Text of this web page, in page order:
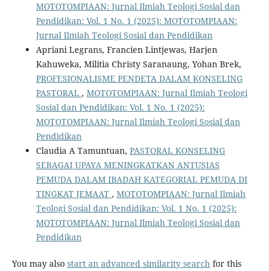
MOTOTOMPIAAN: Jurnal Ilmiah Teologi Sosial dan
Pendidikan: Vol. 1 No. 1 (2025): MOTOTOMPIAAN:
Jurnal Ilmiah Teologi Sosial dan Pendidikan
Apriani Legrans, Francien Lintjewas, Harjen
Kahuweka, Militia Christy Saranaung, Yohan Brek,
PROFESIONALISME PENDETA DALAM KONSELING
PASTORAL , MOTOTOMPIAAN: Jurnal Ilmiah Teologi
Sosial dan Pendidikan: Vol. 1 No. 1 (2025):
MOTOTOMPIAAN: Jurnal Ilmiah Teologi Sosial dan
Pendidikan
Claudia A Tamuntuan, PASTORAL KONSELING
SEBAGAI UPAYA MENINGKATKAN ANTUSIAS
PEMUDA DALAM IBADAH KATEGORIAL PEMUDA DI
TINGKAT JEMAAT , MOTOTOMPIAAN: Jurnal Ilmiah
Teologi Sosial dan Pendidikan: Vol. 1 No. 1 (2025):
MOTOTOMPIAAN: Jurnal Ilmiah Teologi Sosial dan
Pendidikan
You may also start an advanced similarity searchfor this